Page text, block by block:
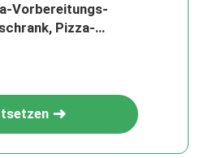
Vorbereitungs-
Pizza-